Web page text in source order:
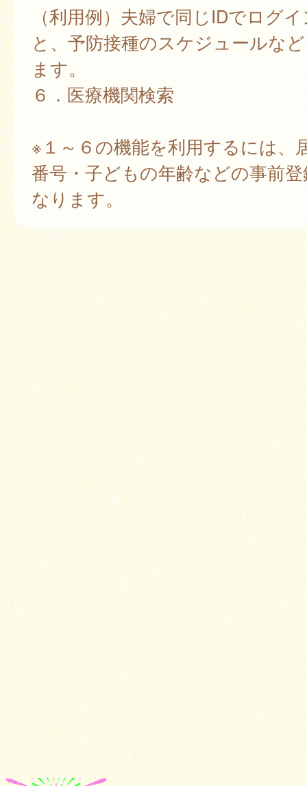
（利用例）夫婦で同じIDでログ
と、予防接種のスケジュールな
ます。
６．医療機関検索
※１～６の機能を利用するには、
番号・子どもの年齢などの事前
なります。